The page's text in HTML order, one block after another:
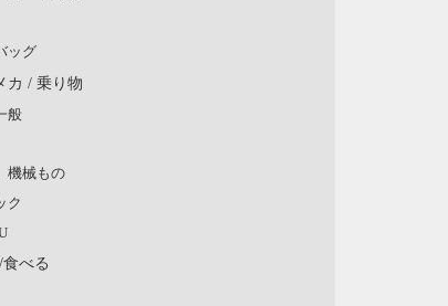
ッグ
カ / 乗り物
般
機械もの
ク
べる